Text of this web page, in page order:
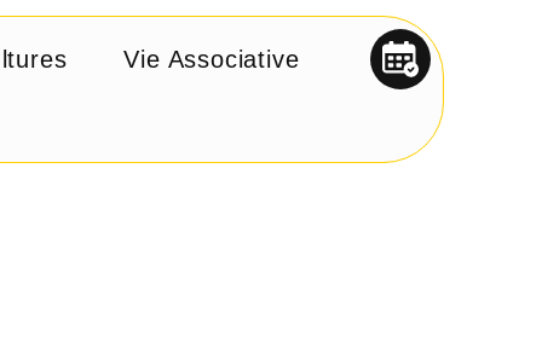
Vie Associative